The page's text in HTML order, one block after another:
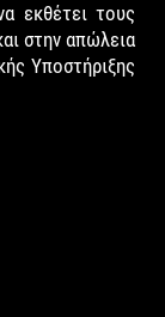
εκθέτει τους
στην απώλεια
Υποστήριξης